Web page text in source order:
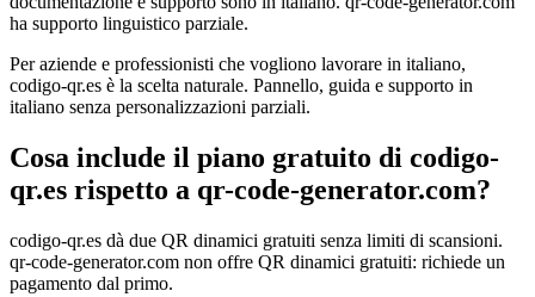
ha supporto linguistico parziale.
Per aziende e professionisti che vogliono lavorare in italiano,
codigo-qr.es è la scelta naturale. Pannello, guida e supporto in
italiano senza personalizzazioni parziali.
Cosa include il piano gratuito di codigo-
qr.es rispetto a qr-code-generator.com?
codigo-qr.es dà due QR dinamici gratuiti senza limiti di scansioni.
qr-code-generator.com non offre QR dinamici gratuiti: richiede un
pagamento dal primo.